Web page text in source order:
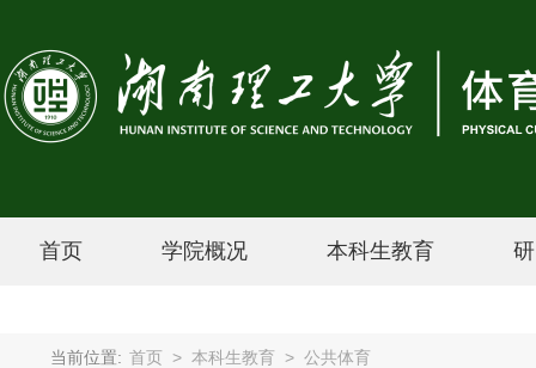
首页 学院概况 本科生教育
当前位置: 首页 > 本科生教育 > 公共体育